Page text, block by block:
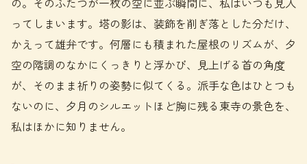
ってしまいます。塔の影は、装飾を削ぎ落とした分だけ、
かえって雄弁です。何層にも積まれた屋根のリズムが、夕
空の階調のなかにくっきりと浮かび、見上げる首の角度
が、そのまま祈りの姿勢に似てくる。派手な色はひとつも
ないのに、夕月のシルエットほど胸に残る東寺の景色を、
私はほかに知りません。